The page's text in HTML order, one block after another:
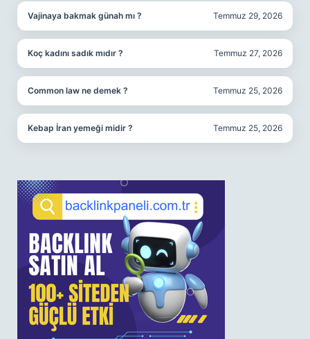
Vajinaya bakmak günah mı ? Temmuz 29, 2026
Koç kadını sadık mıdır ? Temmuz 27, 2026
Common law ne demek ? Temmuz 25, 2026
Kebap İran yemeği midir ? Temmuz 25, 2026